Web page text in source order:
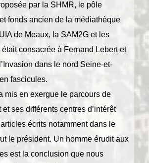
par la SHMR, le pôle
fonds ancien de la médiathèque
de Meaux, la SAM2G et les
consacrée à Fernand Lebert et
dans le nord Seine-et-
fascicules.
mis en exergue le parcours de
ses différents centres d’intérêt
écrits notamment dans le
le président. Un homme érudit aux
est la conclusion que nous